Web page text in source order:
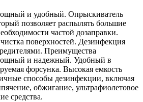
и удобный. Опрыскиватель
позволяет распылять большие
частой дозаправки.
поверхностей. Дезинфекция
Преимущества
и надежный. Удобный в
форсунка. Высокая емкость
способы дезинфекции, включая
обжигание, ультрафиолетовое
средства.